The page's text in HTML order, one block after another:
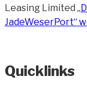
Leasing Limited
JadeWeserPort“
Quicklinks